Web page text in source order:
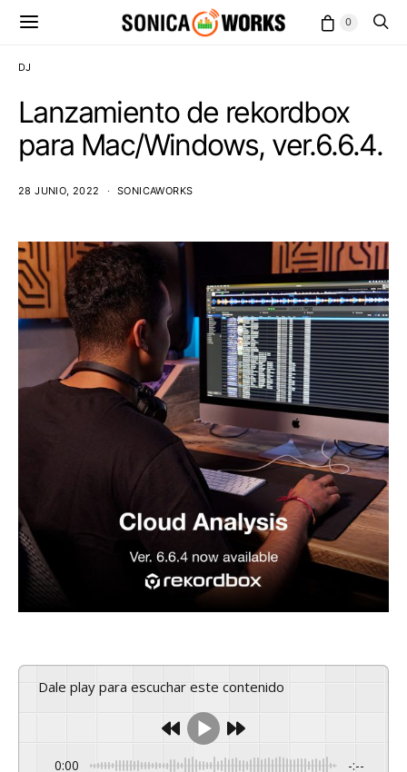
0
DJ
Lanzamiento de rekordbox
para Mac/Windows, ver.6.6.4.
28 JUNIO, 2022 SONICAWORKS
Dale play para escuchar este contenido
0:00 -:--